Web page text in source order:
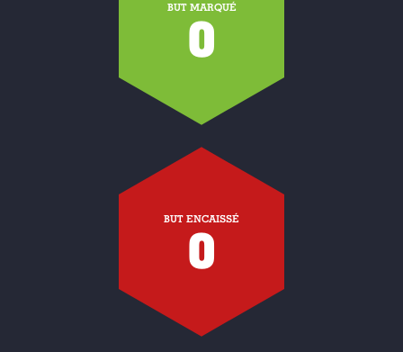
BUT MARQUÉ
0
BUT ENCAISSÉ
0